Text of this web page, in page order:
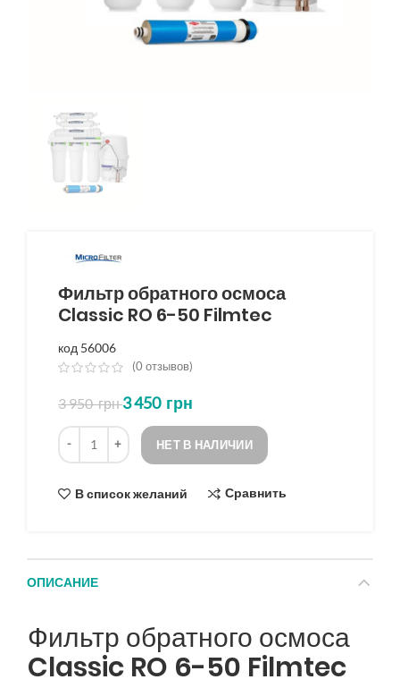
Фильтр обратного осмоса
Classic RO 6-50 Filmtec
код 56006
(0 отзывов)
3 950грн 3 450 грн
Количество
НЕТ В НАЛИЧИИ
В список желаний Сравнить
ОПИСАНИЕ
Фильтр обратного осмоса
Classic RO 6-50 Filmtec